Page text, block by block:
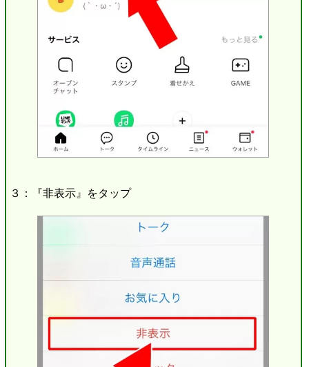
３：『非表示』をタップ